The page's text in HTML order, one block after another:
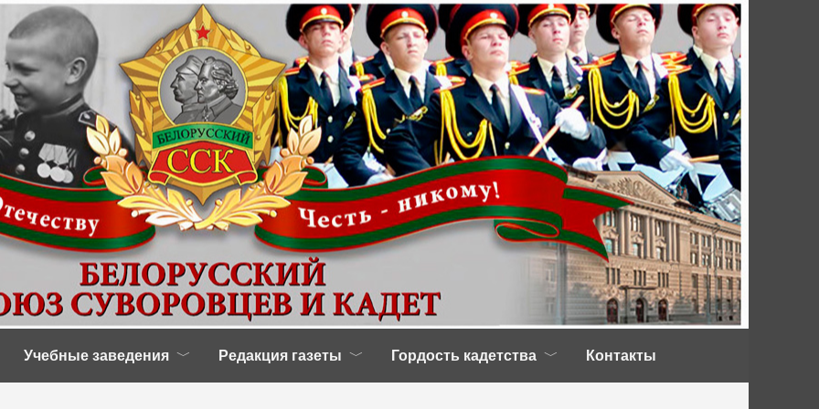
Учебные заведения Редакция газеты Гордость кадетства Контакты